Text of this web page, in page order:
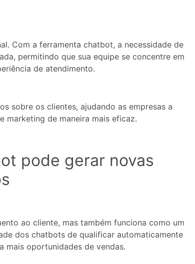
Com a ferramenta chatbot, a necessidade de
permitindo que sua equipe se concentre em
de atendimento.
sobre os clientes, ajudando as empresas a
marketing de maneira mais eficaz.
pode gerar novas
ao cliente, mas também funciona como um
dos chatbots de qualificar automaticamente
mais oportunidades de vendas.